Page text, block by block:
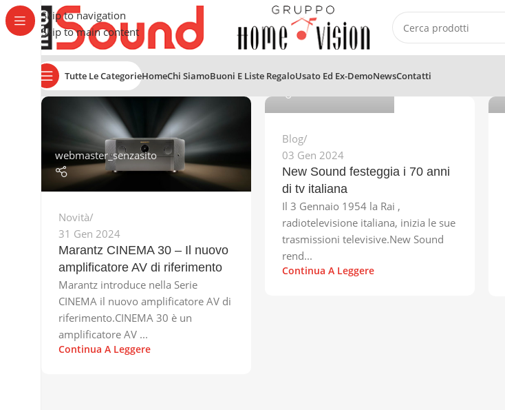
Skip to navigation
Skip to main content
Tutte Le CategorieHomeChi SiamoBuoni E Liste RegaloUsato Ed Ex-DemoNewsContatti
webmaster_senzasito
Novità
31 Gen 2024
Marantz CINEMA 30 – Il nuovo
amplificatore AV di riferimento
Marantz introduce nella Serie
CINEMA il nuovo amplificatore AV di
riferimento.CINEMA 30 è un
amplificatore AV ...
Continua A Leggere
webmaster_senzasito
Blog
03 Gen 2024
New Sound festeggia i 70 anni
di tv italiana
Il 3 Gennaio 1954 la Rai ,
radiotelevisione italiana, inizia le sue
trasmissioni televisive.New Sound
rend...
Continua A Leggere